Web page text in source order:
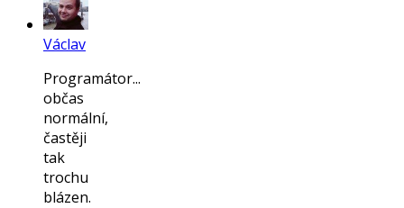
Václav
Programátor...
občas
normální,
častěji
tak
trochu
blázen.